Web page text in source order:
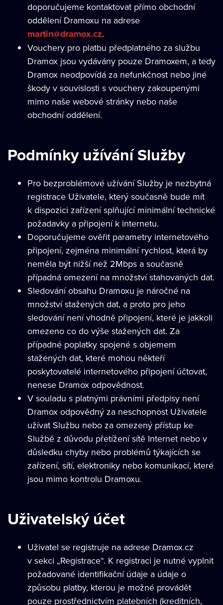
doporučujeme kontaktovat přímo obchodní
oddělení Dramoxu na adrese
martin@dramox.cz.
Vouchery pro platbu předplatného za službu
Dramox jsou vydávány pouze Dramoxem, a tedy
Dramox neodpovídá za nefunkčnost nebo jiné
škody v souvislosti s vouchery zakoupenými
mimo naše webové stránky nebo naše
obchodní oddělení.
Podmínky užívání Služby
Pro bezproblémové užívání Služby je nezbytná
registrace Uživatele, který současně bude mít
k dispozici zařízení splňující minimální technické
požadavky a připojení k internetu.
Doporučujeme ověřit parametry internetového
připojení, zejména minimální rychlost, která by
neměla být nižší než 2Mbps a současně
případná omezení na množství stahovaných dat.
Sledování obsahu Dramoxu je náročné na
množství stažených dat, a proto pro jeho
sledování není vhodně připojení, které je jakkoli
omezeno co do výše stažených dat. Za
případné poplatky spojené s objemem
stažených dat, které mohou někteří
poskytovatelé internetového připojení účtovat,
nenese Dramox odpovědnost.
V souladu s platnými právními předpisy není
Dramox odpovědný za neschopnost Uživatele
užívat Službu nebo za omezený přístup ke
Službě z důvodu přetížení sítě Internet nebo v
důsledku chyby nebo problémů týkajících se
zařízení, sítí, elektroniky nebo komunikací, které
jsou mimo kontrolu Dramoxu.
Uživatelský účet
Uživatel se registruje na adrese Dramox.cz
v sekci „Registrace“. K registraci je nutné vyplnit
požadované identifikační údaje a údaje o
způsobu platby, kterou je možné provádět
pouze prostřednictvím platebních (kreditních,